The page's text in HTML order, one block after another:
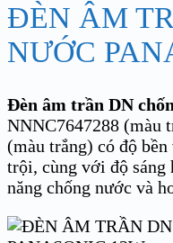
ĐÈN ÂM
NƯỚC
Đèn âm trần DN
NNNC7647288 (màu
(màu trắng) có độ
trội, cùng với độ sáng
năng chống nước và